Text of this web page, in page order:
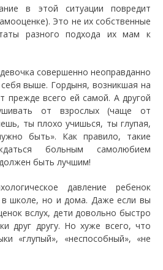
в этой ситуации повредит
Это не их собственные
разного подхода их мам к
совершенно неоправданно
выше. Гордыня, возникшая на
прежде всего ей самой. А другой
от взрослых (чаще от
ты плохо учишься, ты глупая,
быть». Как правило, такие
больным самолюбием
быть лучшим!
давление ребенок
школе, но и дома. Даже если вы
вслух, дети довольно быстро
друг другу. Но хуже всего, что
«глупый», «неспособный», «не